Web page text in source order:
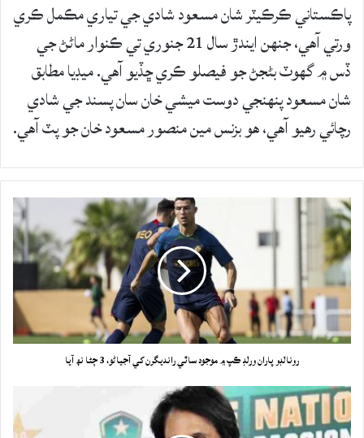
پاڪستاني ڪرڪيٽر شان مسعود شادي جي تياري مڪمل ڪري
ورتي آهي، جنهن ايندڙ سال 21 جنوري تي ڪنوار ماڻڻ جي
ڏس ۾ گهوٽ بڻجڻ جو فيصلو ڪري ڇڏيو آهي. ميڊيا مطابق
شان مسعود پنهنجي دوست ميشي خان سان پسند جي شادي
رچائي رهيو آهي، هو بزنس مين منصور مسعود خان جو پٽ آهي.
رونالڊو پاران ورلڊ ڪپ ۾ موجود ساٿي رانديگرن کي آجياڻو، 3 ڄڻا نھ آيا